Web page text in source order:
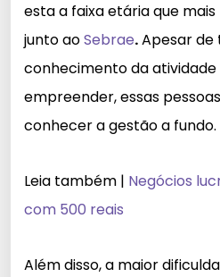
esta a faixa etária que
junto aoSebrae.Apesar
conhecimento da atividade
empreender, essas
conhecer a gestão a fundo.
Leia também | Negócios
com 500 reais
Além disso, a maior